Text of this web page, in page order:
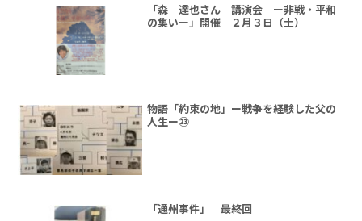
「森 達也さん 講演会 ー非戦・平和
の集いー」開催 ２月３日（土）
物語「約束の地」ー戦争を経験した父の
人生ー㉓
「通州事件」 最終回